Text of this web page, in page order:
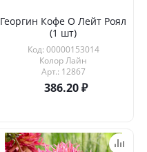
Георгин Кофе О Лейт Роял
(1 шт)
Код: 00000153014
Колор Лайн
Арт.: 12867
386.20